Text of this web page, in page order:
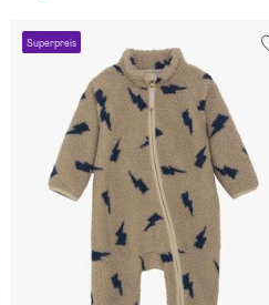
Superpreis